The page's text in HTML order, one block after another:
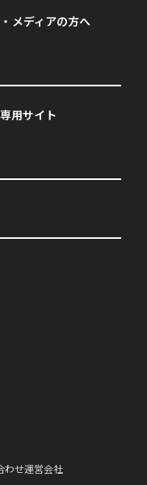
メディアの方へ
用サイト
わせ運営会社